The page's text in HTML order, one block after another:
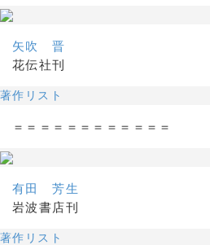
矢吹 晋
花伝社刊
著作リスト
＝＝＝＝＝＝＝＝＝＝＝＝
有田 芳生
岩波書店刊
著作リスト